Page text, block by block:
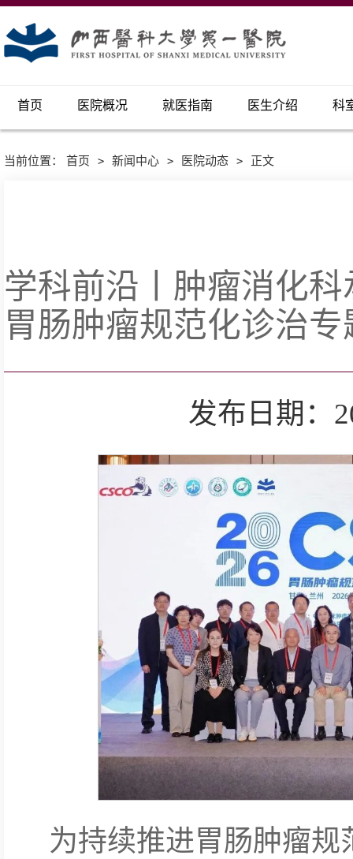
首页 医院概况 就医指南 医生介绍 科
当前位置： 首页 > 新闻中心 > 医院动态 > 正文
学科前沿丨肿瘤消化科
胃肠肿瘤规范化诊治
发布日期：
为持续推进胃肠肿瘤